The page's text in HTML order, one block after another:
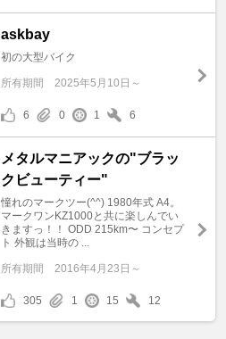
askbay
初の大型バイク
所有期間 2025年5月10日～
6 0 1 6
メタルマニアックの"ブラッ
クビューティー"
憧れのマークツー(^^) 1980年式 A4。
マークワンKZ1000と共に楽しんでい
きますっ！！ ODD 215km〜 コンセプ
ト 外観は当時の ...
所有期間 2016年4月23日～
305 1 15 12